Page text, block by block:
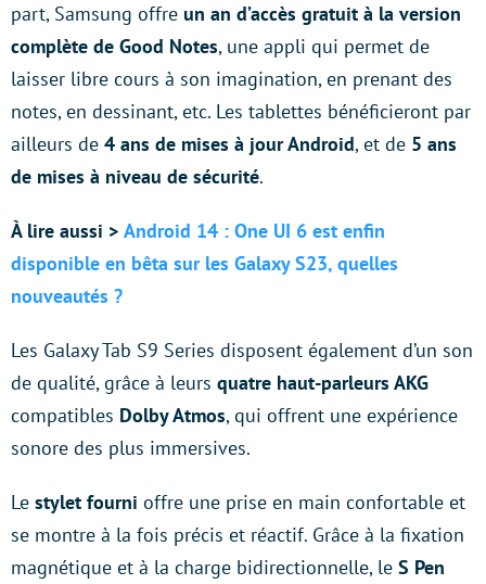
part, Samsung offre un an d’accès gratuit à la version
complète de Good Notes, une appli qui permet de
laisser libre cours à son imagination, en prenant des
notes, en dessinant, etc. Les tablettes bénéficieront par
ailleurs de 4 ans de mises à jour Android, et de 5 ans
de mises à niveau de sécurité.
À lire aussi > Android 14 : One UI 6 est enfin
disponible en bêta sur les Galaxy S23, quelles
nouveautés ?
Les Galaxy Tab S9 Series disposent également d’un son
de qualité, grâce à leurs quatre haut-parleurs AKG
compatibles Dolby Atmos, qui offrent une expérience
sonore des plus immersives.
Le stylet fourni offre une prise en main confortable et
se montre à la fois précis et réactif. Grâce à la fixation
magnétique et à la charge bidirectionnelle, le S Pen